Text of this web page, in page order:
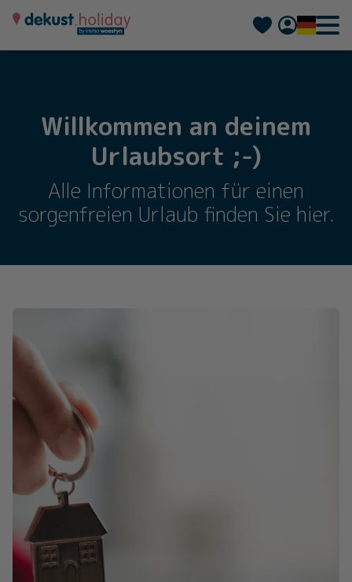
Français
Willkommen an deinem
Urlaubsort ;-)
Alle Informationen für einen
sorgenfreien Urlaub finden Sie hier.